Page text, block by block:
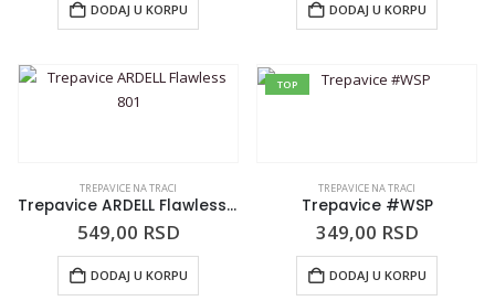
DODAJ U KORPU DODAJ U KORPU
TREPAVICE NA TRACI
Trepavice ARDELL Flawless 801
549,00 RSD
DODAJ U KORPU
TOP
TREPAVICE NA TRACI
Trepavice #WSP
349,00 RSD
DODAJ U KORPU